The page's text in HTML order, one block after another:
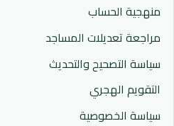
منهجية الحساب
مراجعة تعديلات المساجد
سياسة التصحيح والتحديث
التقويم الهجري
سياسة الخصوصية